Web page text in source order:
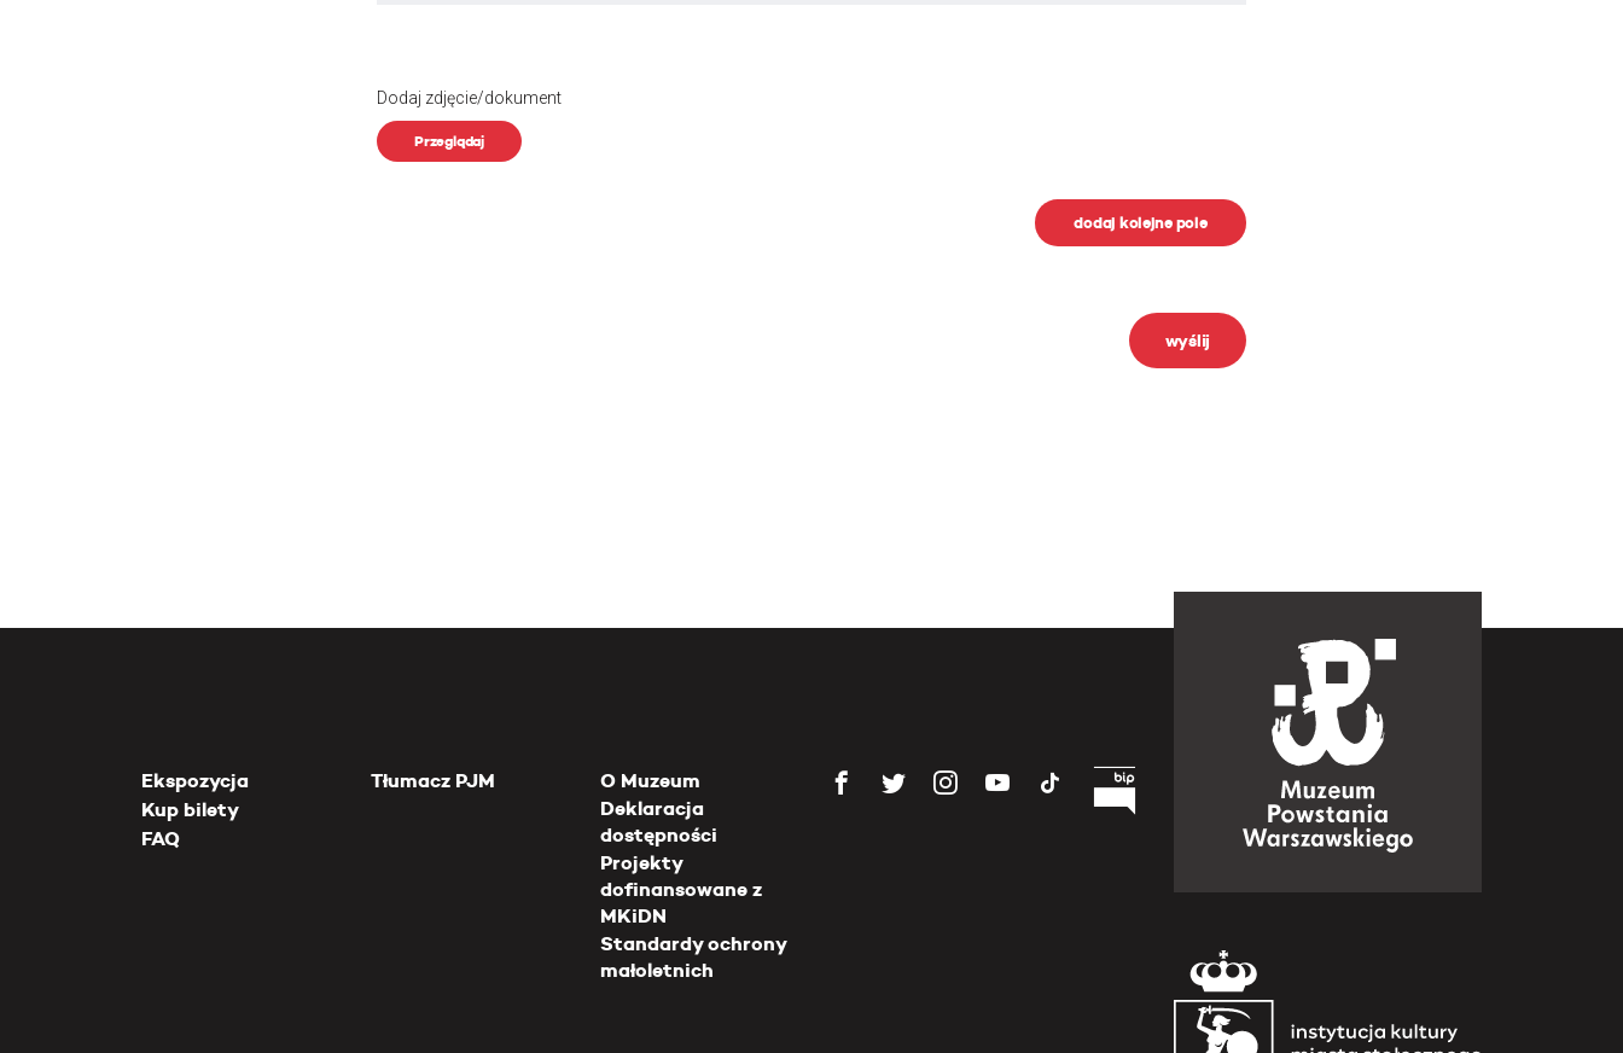
Dodaj zdjęcie/dokument
Przeglądaj
dodaj kolejne pole
wyślij
Ekspozycja
Kup bilety
FAQ
Tłumacz PJM
O Muzeum
Deklaracja
dostępności
Projekty
dofinansowane z
MKiDN
Standardy ochrony
małoletnich